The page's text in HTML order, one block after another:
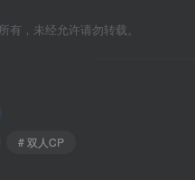
有，未经允许请勿转载。
# 双人CP